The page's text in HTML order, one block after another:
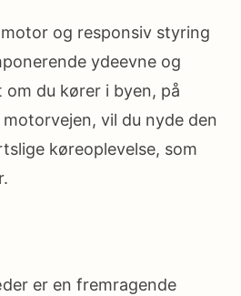
og responsiv styring
ydeevne og
du kører i byen, på
vil du nyde den
køreoplevelse, som
er en fremragende